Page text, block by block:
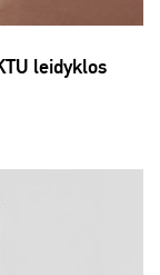
leidyklos